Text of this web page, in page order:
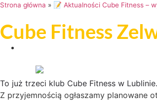
Strona główna » 📝 Aktualności Cube Fitness –
Cube Fitness
To już trzeci klub Cube Fitness w
Z przyjemnością ogłaszamy planowane